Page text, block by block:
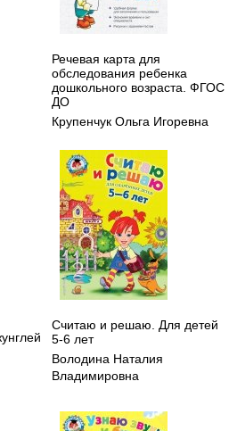
Речевая карта для
обследования ребенка
дошкольного возраста. ФГОС
ДО
Крупенчук Ольга Игоревна
Считаю и решаю. Для детей
5-6 лет
Володина Наталия
Владимировна